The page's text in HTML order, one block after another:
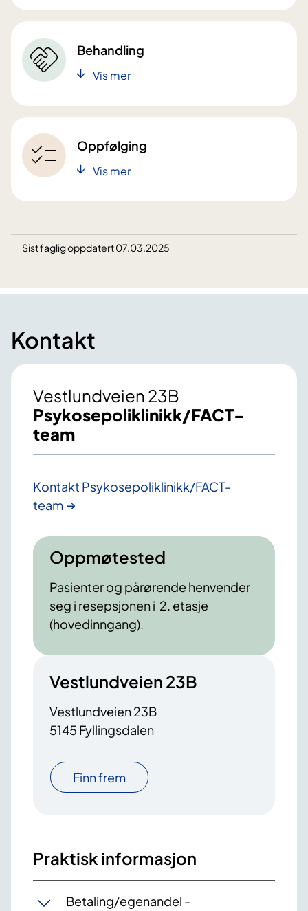
Behandling
Vis mer
Oppfølging
Vis mer
Sist faglig oppdatert 07.03.2025
Kontakt
Vestlundveien 23B
Psykosepoliklinikk/FACT-
team
Kontakt Psykosepoliklinikk/FACT-
team
Oppmøtested
Pasienter og pårørende henvender
seg i resepsjonen i 2. etasje
(hovedinngang).
Vestlundveien 23B
Vestlundveien 23B
5145 Fyllingsdalen
Finn frem
Praktisk informasjon
Betaling/egenandel -